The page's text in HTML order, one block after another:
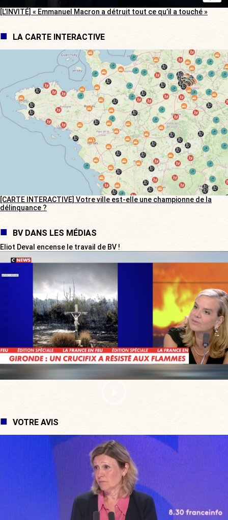
[L’INVITÉ] « Emmanuel Macron a détruit tout ce qu’il a touché »
LA CARTE INTERACTIVE
[CARTE INTERACTIVE] Votre ville est-elle une championne de la
délinquance ?
BV DANS LES MÉDIAS
Eliot Deval encense le travail de BV !
VOTRE AVIS